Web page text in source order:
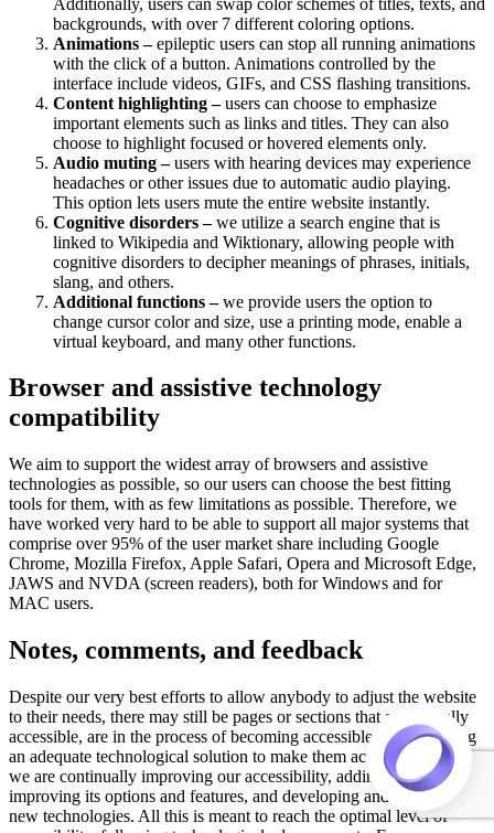
backgrounds, with over 7 different coloring options.
Animations –epileptic users can stop all running animations
with the click of a button. Animations controlled by the
interface include videos, GIFs, and CSS flashing transitions.
Content highlighting –users can choose to emphasize
important elements such as links and titles. They can also
choose to highlight focused or hovered elements only.
Audio muting –users with hearing devices may experience
headaches or other issues due to automatic audio playing.
This option lets users mute the entire website instantly.
Cognitive disorders –we utilize a search engine that is
linked to Wikipedia and Wiktionary, allowing people with
cognitive disorders to decipher meanings of phrases, initials,
slang, and others.
Additional functions –we provide users the option to
change cursor color and size, use a printing mode, enable a
virtual keyboard, and many other functions.
Browser and assistive technology
compatibility
We aim to support the widest array of browsers and assistive
technologies as possible, so our users can choose the best fitting
tools for them, with as few limitations as possible. Therefore, we
have worked very hard to be able to support all major systems that
comprise over 95% of the user market share including Google
Chrome, Mozilla Firefox, Apple Safari, Opera and Microsoft Edge,
JAWS and NVDA (screen readers), both for Windows and for
MAC users.
Notes, comments, and feedback
Despite our very best efforts to allow anybody to adjust the website
to their needs, there may still be pages or sections that are not fully
accessible, are in the process of becoming accessible, or are lacking
an adequate technological solution to make them accessible. Still,
we are continually improving our accessibility, adding, updating and
improving its options and features, and developing and adopting
new technologies. All this is meant to reach the optimal level of